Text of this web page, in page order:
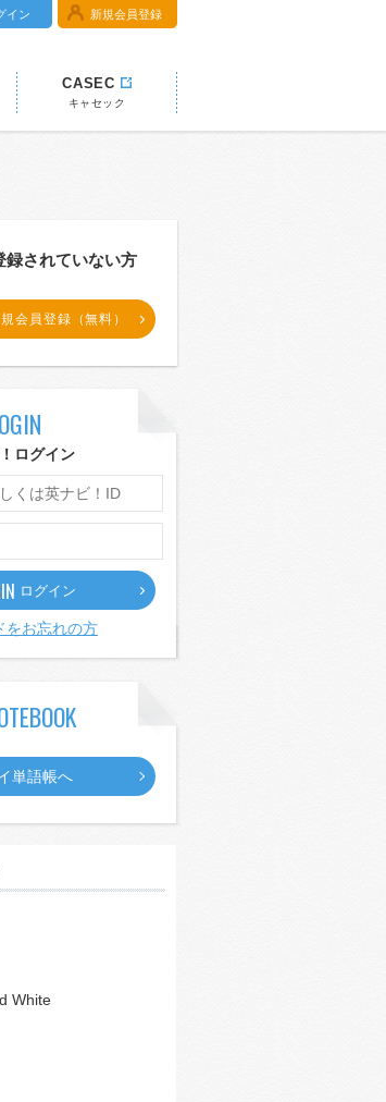
イン 新規会員登録
CASEC
キャセック
録されていない方
会員登録（無料）
ログイン
ログイン
をお忘れの方
単語帳へ
White